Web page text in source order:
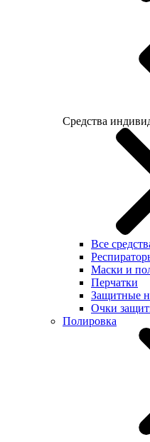
Средства
Все
Маски и
Перчатки
Защитные
Очки
Полировка